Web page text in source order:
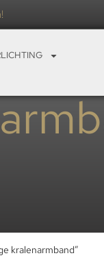
kralenarmband”